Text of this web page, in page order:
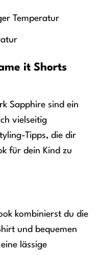
Temperatur
it Shorts
Sapphire sind ein
vielseitig
Tipps, die dir
für dein Kind zu
kombinierst du die
und bequemen
lässige